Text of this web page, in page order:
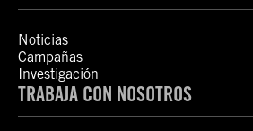
Noticias
Campañas
Investigación
TRABAJA CON NOSOTROS